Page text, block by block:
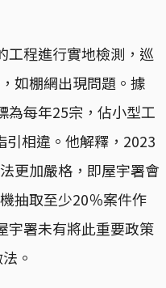
工程進行實地檢測，巡
如棚網出現問題。據
為每年25宗，佔小型工
引相違。他解釋，2023
更加嚴格，即屋宇署會
抽取至少20％案件作
宇署未有將此重要政策
。